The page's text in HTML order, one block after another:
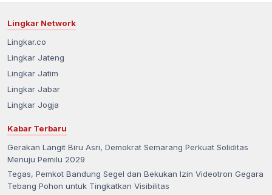
Lingkar Network
Lingkar.co
Lingkar Jateng
Lingkar Jatim
Lingkar Jabar
Lingkar Jogja
Kabar Terbaru
Gerakan Langit Biru Asri, Demokrat Semarang Perkuat Soliditas
Menuju Pemilu 2029
Tegas, Pemkot Bandung Segel dan Bekukan Izin Videotron Gegara
Tebang Pohon untuk Tingkatkan Visibilitas